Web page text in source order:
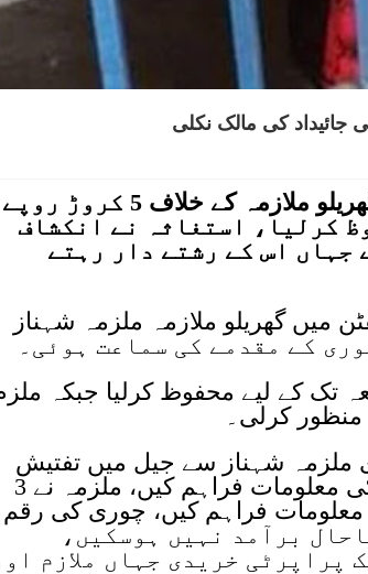
کی مالک نکلی
کراچی(پبلک پوسٹ)جوڈیشل مجسٹریٹ جنوبی نے گھریلو ملازمہ کے خلاف 5 کروڑ روپے
کرلیا، استغاثہ نے انکشاف
جہاں اس کے رشتے دار رہتے
گھریلو ملازمہ ملزمہ شہناز
تک کے لیے محفوظ کرلیا جبکہ
کرلی۔
ملزمہ شہناز سے جیل میں تفتیش
کی گئی، ملزمہ نے تقریباً پینتالیس لاکھ روپے نقدی کی معلومات فراہم کیں، ملزمہ نے 3
4 موٹر سائیکلوں کی معلومات فراہم کیں، چوری کی رقم
سائیکلیں تاحال برآمد نہیں ہوسکیں،
خریدی جہاں ملازم اور